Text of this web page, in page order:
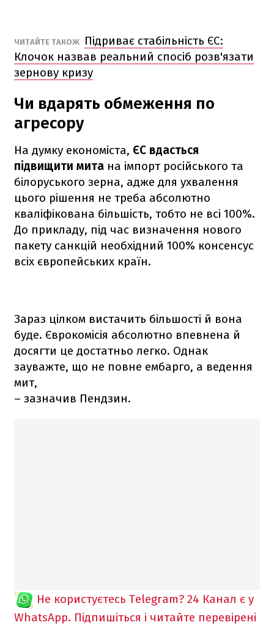
ЧИТАЙТЕ ТАКОЖ
Підриває стабільність ЄС:
Клочок назвав реальний спосіб розв'язати
зернову кризу
Чи вдарять обмеження по
агресору
На думку економіста, ЄС вдасться
підвищити мита на імпорт російського та
білоруського зерна, адже для ухвалення
цього рішення не треба абсолютно
кваліфікована більшість, тобто не всі 100%.
До прикладу, під час визначення нового
пакету санкцій необхідний 100% консенсус
всіх європейських країн.
Зараз цілком вистачить більшості й вона
буде. Єврокомісія абсолютно впевнена й
досягти це достатньо легко. Однак
зауважте, що не повне ембарго, а ведення
мит,
– зазначив Пендзин.
Не користуєтесь Telegram? 24 Канал є у
WhatsApp. Підпишіться і читайте перевірені